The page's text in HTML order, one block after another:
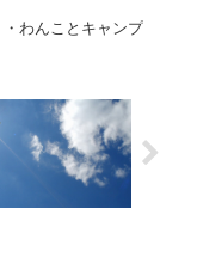
わんことキャンプ